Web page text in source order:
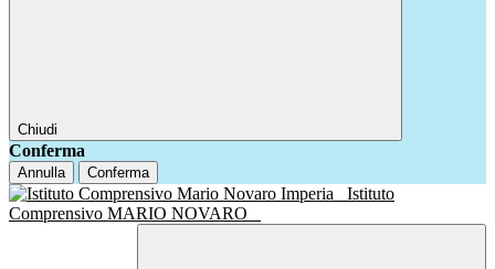
Chiudi
Conferma
Annulla Conferma
Istituto
Comprensivo MARIO NOVARO